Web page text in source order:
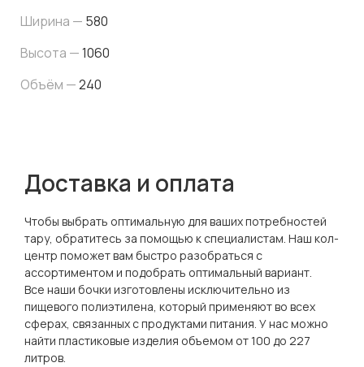
Ширина — 580
Высота —1060
Объём —240
Доставка и оплата
Чтобы выбрать оптимальную для ваших потребностей
тару, обратитесь за помощью к специалистам. Наш кол-
центр поможет вам быстро разобраться с
ассортиментом и подобрать оптимальный вариант.
Все наши бочки изготовлены исключительно из
пищевого полиэтилена, который применяют во всех
сферах, связанных с продуктами питания. У нас можно
найти пластиковые изделия объемом от 100 до 227
литров.